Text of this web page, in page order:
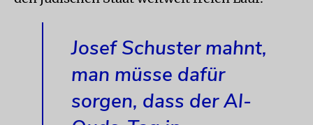
Josef Schuster mahnt,
man müsse dafür
sorgen, dass der Al-